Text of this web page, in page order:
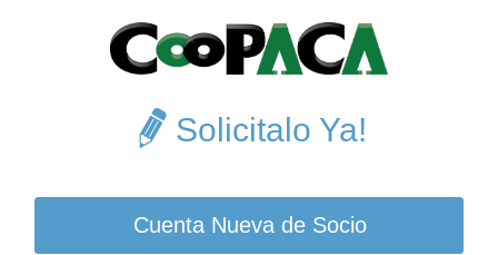
Solicitalo Ya!
Cuenta Nueva de Socio